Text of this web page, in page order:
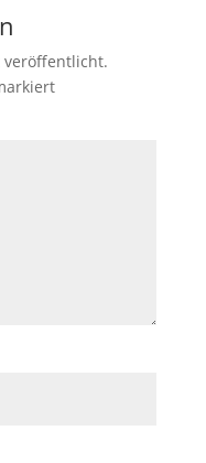
veröffentlicht.